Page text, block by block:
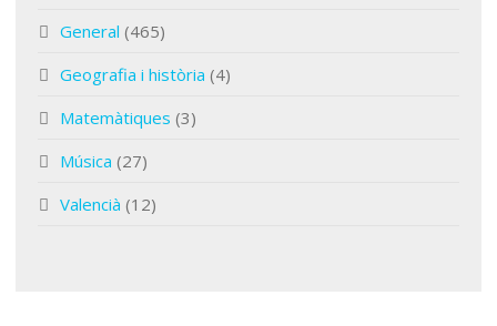
General (465)
Geografia i història (4)
Matemàtiques (3)
Música (27)
Valencià (12)